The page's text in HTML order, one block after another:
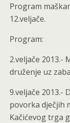
Program
12.veljače.
Program:
2.veljače 2013.-
druženje uz
9.veljače 2013.-
povorka dječjih
Kačićevog trga